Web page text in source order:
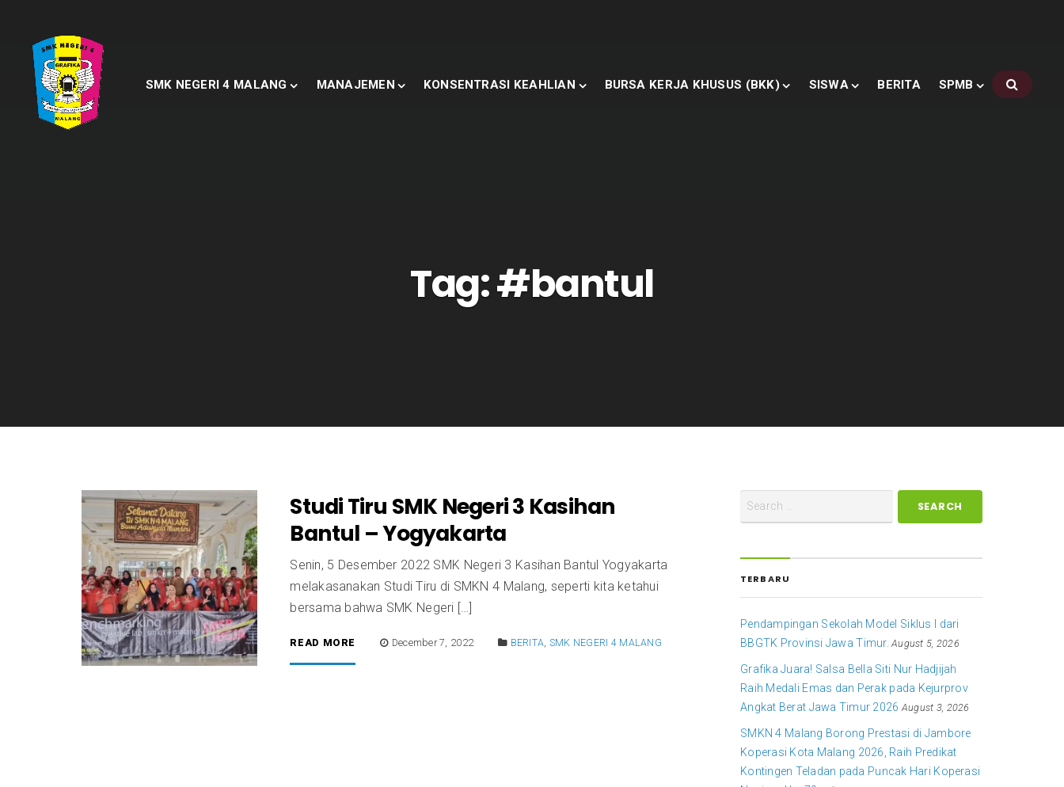
SMK NEGERI 4 MALANG MANAJEMEN KONSENTRASI KEAHLIAN BURSA KERJA KHUSUS (BKK) SISWA BERITA SPMB
Tag:#bantul
Studi Tiru SMK Negeri 3 Kasihan
Bantul – Yogyakarta
Senin, 5 Desember 2022 SMK Negeri 3 Kasihan Bantul Yogyakarta
melakasanakan Studi Tiru di SMKN 4 Malang, seperti kita ketahui
bersama bahwa SMK Negeri […]
READ MORE December 7, 2022 BERITA SMK NEGERI 4 MALANG
TERBARU
Pendampingan Sekolah Model Siklus I dari
BBGTK Provinsi Jawa Timur. August 5, 2026
Grafika Juara! Salsa Bella Siti Nur Hadjijah
Raih Medali Emas dan Perak pada Kejurprov
Angkat Berat Jawa Timur 2026 August 3, 2026
SMKN 4 Malang Borong Prestasi di Jambore
Koperasi Kota Malang 2026, Raih Predikat
Kontingen Teladan pada Puncak Hari Koperasi